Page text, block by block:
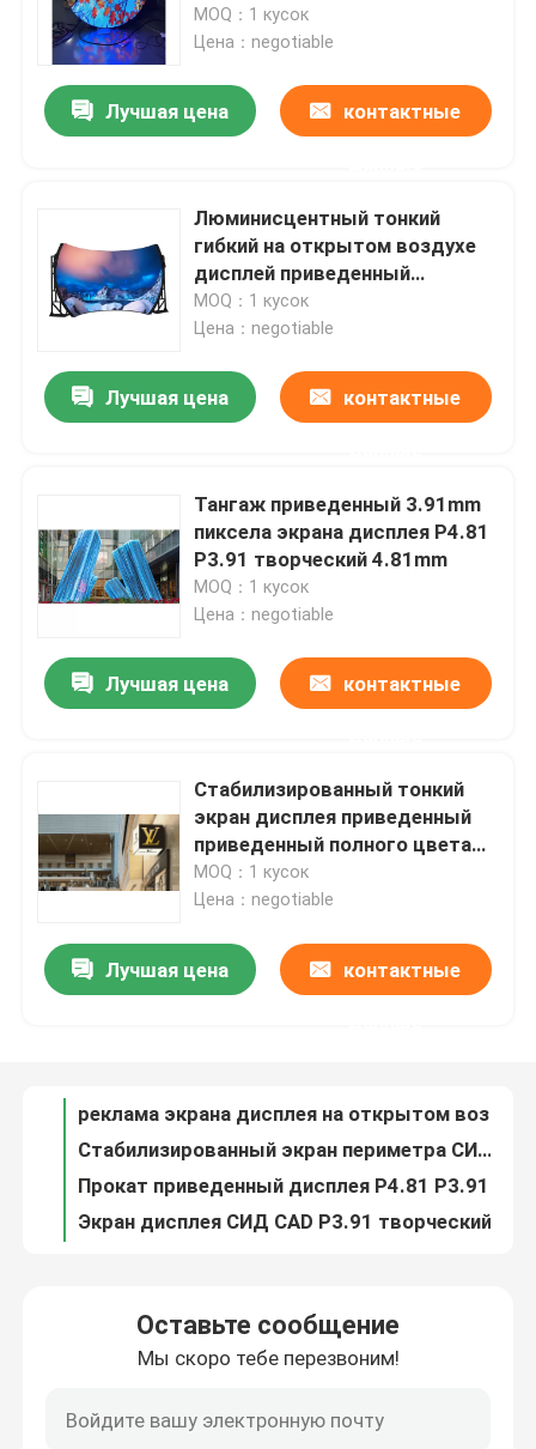
Товары
О нас
Свяжитесь с нами
Арендный дисплей приведенный
СИД
MOQ：1 кусок
Цена：negotiable
Лучшая цена контактные
Люминисцентный тонкий
гибкий на открытом воздухе
дисплей приведенный
противостатическое P4.81
MOQ：1 кусок
Цена：negotiable
Лучшая цена контактные
Тангаж приведенный 3.91mm
пиксела экрана дисплея P4.81
P3.91 творческий 4.81mm
MOQ：1 кусок
Цена：negotiable
Лучшая цена контактные
Стабилизированный тонкий
экран дисплея приведенный
приведенный полного цвета
дисплея P4.81 P3.91 P1.875
крытый
MOQ：1 кусок
Цена：negotiable
Лучшая цена контактные
реклама экрана дисплея на открытом воздухе 50W СИД P2.064 2.604mm творческая
Экран дисплея 1RGB P4.81 P3.91 P2.064 P1.875 СИД EDA красочный творческий
Тангаж пиксела экрана 4.81mm 3.91mm СИД предпосылки этапа 1R1G1B
Оставьте сообщение
Мы скоро тебе перезвоним!